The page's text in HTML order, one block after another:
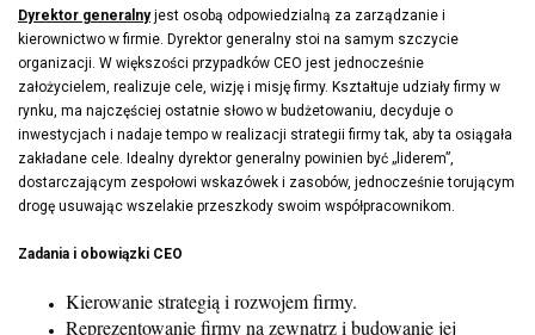
Dyrektor generalnyjest osobą odpowiedzialną za zarządzanie i
kierownictwo w firmie. Dyrektor generalny stoi na samym szczycie
organizacji. W większości przypadków CEO jest jednocześnie
założycielem, realizuje cele, wizję i misję firmy. Kształtuje udziały firmy w
rynku, ma najczęściej ostatnie słowo w budżetowaniu, decyduje o
inwestycjach i nadaje tempo w realizacji strategii firmy tak, aby ta osiągała
zakładane cele. Idealny dyrektor generalny powinien być „liderem”,
dostarczającym zespołowi wskazówek i zasobów, jednocześnie torującym
drogę usuwając wszelakie przeszkody swoim współpracownikom.
Zadania i obowiązki CEO
Kierowanie strategią i rozwojem firmy.
Reprezentowanie firmy na zewnątrz i budowanie jej